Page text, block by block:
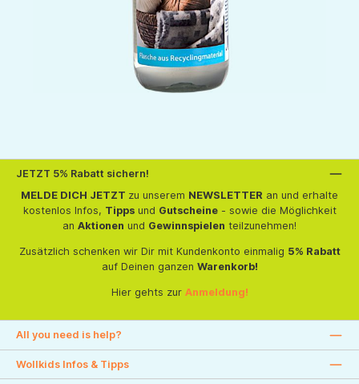
JETZT 5% Rabatt sichern!
MELDE DICH JETZT zu unserem NEWSLETTER an und erhalte
kostenlos Infos, Tippsund Gutscheine- sowie die Möglichkeit
an Aktionen und Gewinnspielen teilzunehmen!
Zusätzlich schenken wir Dir mit Kundenkonto einmalig 5% Rabatt
auf Deinen ganzen Warenkorb!
Hier gehts zur Anmeldung!
All you need is help?
Wollkids Infos & Tipps